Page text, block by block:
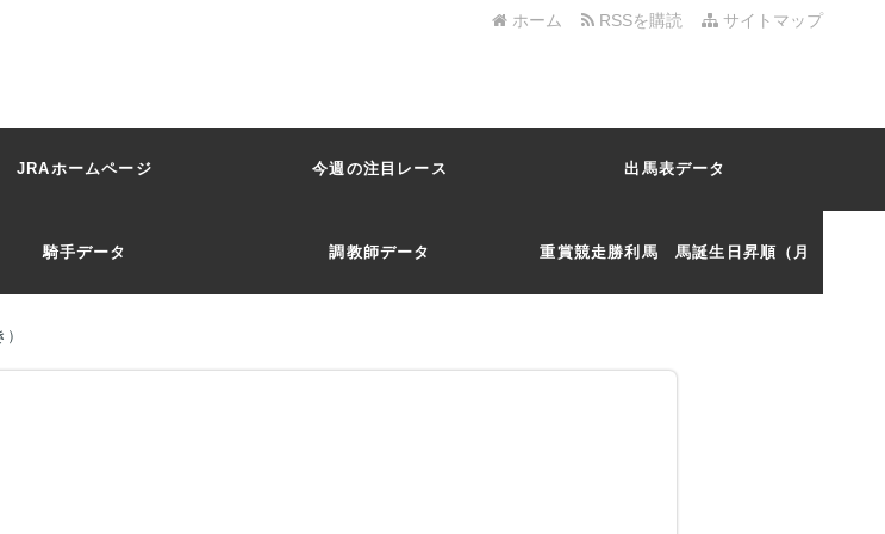
サイトマップ
RSSを購読
ホーム
JRAホームページ 今週の注目レース 出馬表データ
騎手データ 調教師データ 重賞競走勝利馬 馬誕生日昇順（月